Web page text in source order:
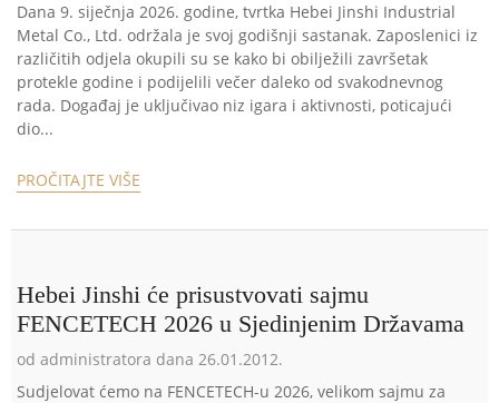
Dana 9. siječnja 2026. godine, tvrtka Hebei Jinshi Industrial
Metal Co., Ltd. održala je svoj godišnji sastanak. Zaposlenici iz
različitih odjela okupili su se kako bi obilježili završetak
protekle godine i podijelili večer daleko od svakodnevnog
rada. Događaj je uključivao niz igara i aktivnosti, poticajući
dio...
PROČITAJTE VIŠE
Hebei Jinshi će prisustvovati sajmu
FENCETECH 2026 u Sjedinjenim Državama
od administratora dana 26.01.2012.
Sudjelovat ćemo na FENCETECH-u 2026, velikom sajmu za